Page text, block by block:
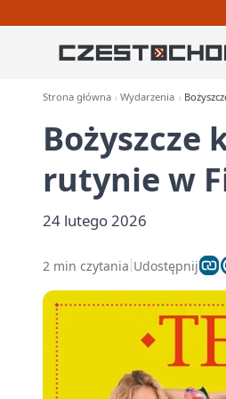
Strona główna Wydarzenia
rutynie w
24 lutego 2026
2 min czytania Udostępnij